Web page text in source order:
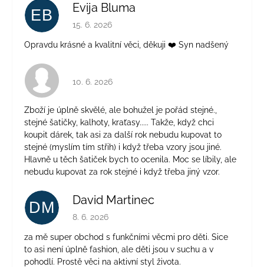
EB Evija Bluma
Hodnotenie obchodu je 5 z 5 hviezdičiek.
15. 6. 2026
Opravdu krásné a kvalitní věci, děkuji ❤️ Syn nadšený
Hodnotenie obchodu je 4 z 5 hviezdičiek.
10. 6. 2026
Zboží je úplně skvělé, ale bohužel je pořád stejné.,
stejné šatičky, kalhoty, kraťasy..... Takže, když chci
koupit dárek, tak asi za další rok nebudu kupovat to
stejné (myslím tím střih) i když třeba vzory jsou jiné.
Hlavně u těch šatiček bych to ocenila. Moc se líbily, ale
nebudu kupovat za rok stejné i když třeba jiný vzor.
DM David Martinec
Hodnotenie obchodu je 5 z 5 hviezdičiek.
8. 6. 2026
za mě super obchod s funkčními věcmi pro děti. Sice
to asi není úplně fashion, ale děti jsou v suchu a v
pohodlí. Prostě věci na aktivní styl života.